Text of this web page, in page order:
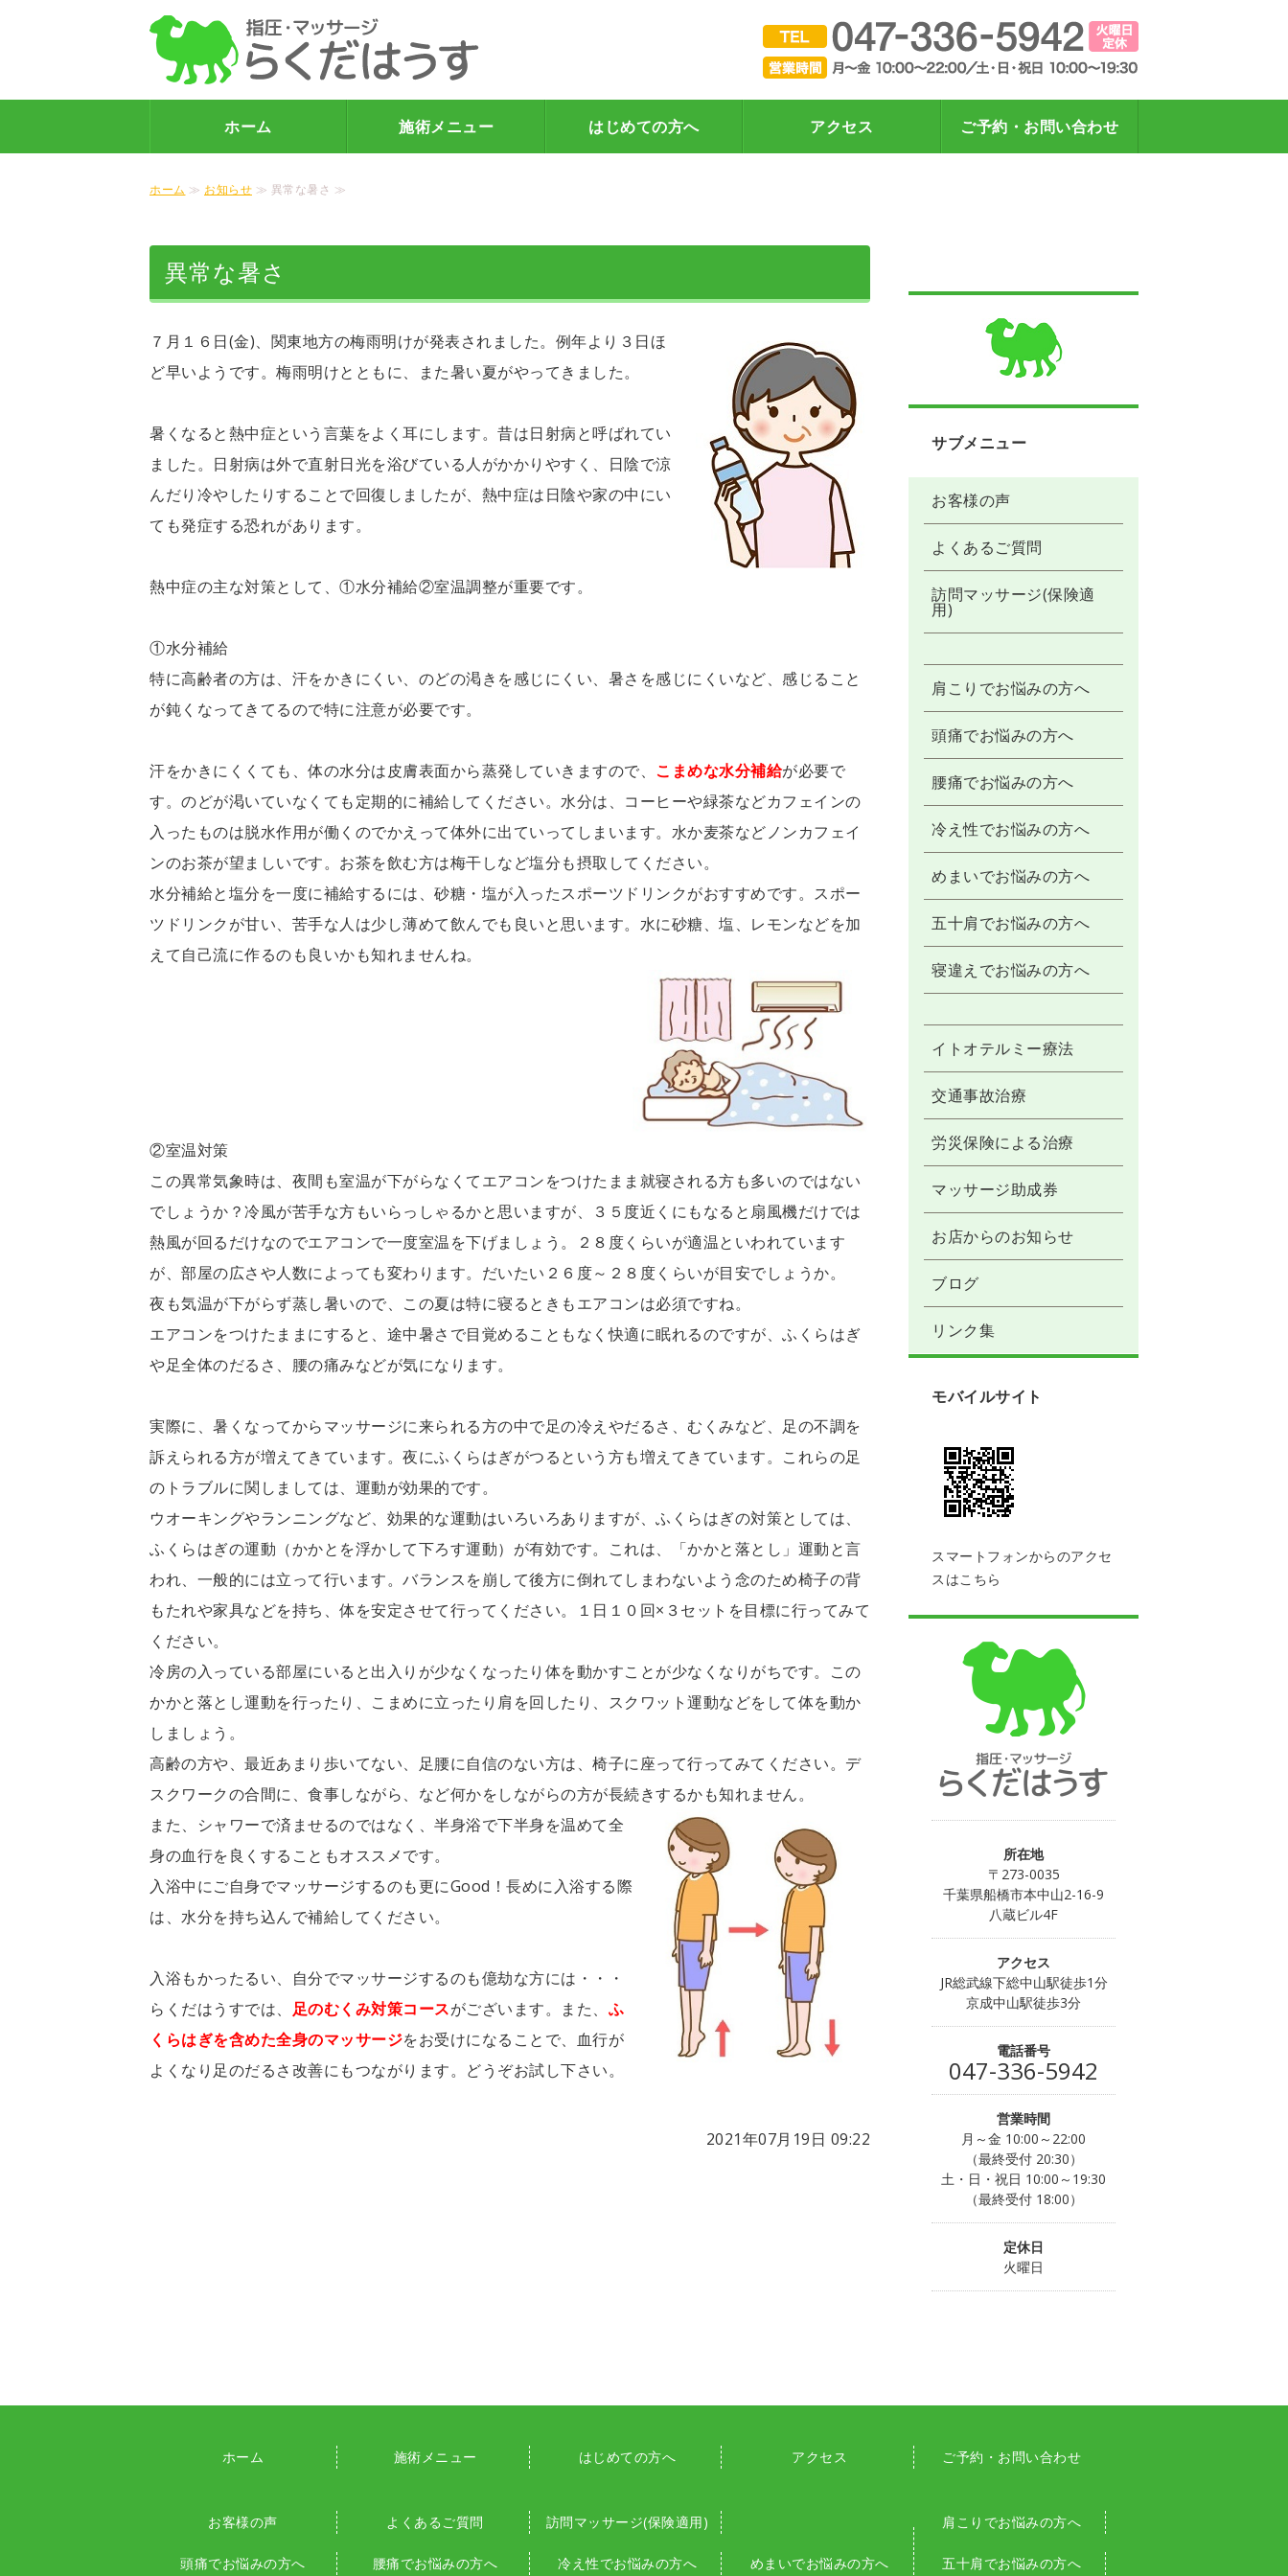
下総中山で肩こり・腰痛がスッキリ！指圧・マッサージらくだ
ホーム 施術メニュー はじめての方へ アクセス ご予約・お問い合わせ
ホーム ≫ お知らせ ≫ 異常な暑さ ≫
異常な暑さ
７月１６日(金)、関東地方の梅雨明けが発表されました。例年より３日ほ
ど早いようです。梅雨明けとともに、また暑い夏がやってきました。
暑くなると熱中症という言葉をよく耳にします。昔は日射病と呼ばれてい
ました。日射病は外で直射日光を浴びている人がかかりやすく、日陰で涼
んだり冷やしたりすることで回復しましたが、熱中症は日陰や家の中にい
ても発症する恐れがあります。
熱中症の主な対策として、①水分補給②室温調整が重要です。
①水分補給
特に高齢者の方は、汗をかきにくい、のどの渇きを感じにくい、暑さを感じにくいなど、感じること
が鈍くなってきてるので特に注意が必要です。
汗をかきにくくても、体の水分は皮膚表面から蒸発していきますので、 こまめな水分補給が必要で
す。のどが渇いていなくても定期的に補給してください。水分は、コーヒーや緑茶などカフェインの
入ったものは脱水作用が働くのでかえって体外に出ていってしまいます。水か麦茶などノンカフェイ
ンのお茶が望ましいです。お茶を飲む方は梅干しなど塩分も摂取してください。
水分補給と塩分を一度に補給するには、砂糖・塩が入ったスポーツドリンクがおすすめです。スポー
ツドリンクが甘い、苦手な人は少し薄めて飲んでも良いと思います。水に砂糖、塩、レモンなどを加
えて自己流に作るのも良いかも知れませんね。
②室温対策
この異常気象時は、夜間も室温が下がらなくてエアコンをつけたまま就寝される方も多いのではない
でしょうか？冷風が苦手な方もいらっしゃるかと思いますが、３５度近くにもなると扇風機だけでは
熱風が回るだけなのでエアコンで一度室温を下げましょう。２８度くらいが適温といわれています
が、部屋の広さや人数によっても変わります。だいたい２６度～２８度くらいが目安でしょうか。
夜も気温が下がらず蒸し暑いので、この夏は特に寝るときもエアコンは必須ですね。
エアコンをつけたままにすると、途中暑さで目覚めることもなく快適に眠れるのですが、ふくらはぎ
や足全体のだるさ、腰の痛みなどが気になります。
実際に、暑くなってからマッサージに来られる方の中で足の冷えやだるさ、むくみなど、足の不調を
訴えられる方が増えてきています。夜にふくらはぎがつるという方も増えてきています。これらの足
のトラブルに関しましては、運動が効果的です。
ウオーキングやランニングなど、効果的な運動はいろいろありますが、ふくらはぎの対策としては、
ふくらはぎの運動（かかとを浮かして下ろす運動）が有効です。これは、「かかと落とし」運動と言
われ、一般的には立って行います。バランスを崩して後方に倒れてしまわないよう念のため椅子の背
もたれや家具などを持ち、体を安定させて行ってください。１日１０回×３セットを目標に行ってみて
ください。
冷房の入っている部屋にいると出入りが少なくなったり体を動かすことが少なくなりがちです。この
かかと落とし運動を行ったり、こまめに立ったり肩を回したり、スクワット運動などをして体を動か
しましょう。
高齢の方や、最近あまり歩いてない、足腰に自信のない方は、椅子に座って行ってみてください。デ
スクワークの合間に、食事しながら、など何かをしながらの方が長続きするかも知れません。
また、シャワーで済ませるのではなく、半身浴で下半身を温めて全
身の血行を良くすることもオススメです。
入浴中にご自身でマッサージするのも更にGood！長めに入浴する際
は、水分を持ち込んで補給してください。
入浴もかったるい、自分でマッサージするのも億劫な方には・・・
らくだはうすでは、 足のむくみ対策コースがございます。また、 ふ
くらはぎを含めた全身のマッサージをお受けになることで、血行が
よくなり足のだるさ改善にもつながります。どうぞお試し下さい。
2021年07月19日 09:22
サブメニュー
お客様の声
よくあるご質問
訪問マッサージ(保険適
用)
肩こりでお悩みの方へ
頭痛でお悩みの方へ
腰痛でお悩みの方へ
冷え性でお悩みの方へ
めまいでお悩みの方へ
五十肩でお悩みの方へ
寝違えでお悩みの方へ
イトオテルミー療法
交通事故治療
労災保険による治療
マッサージ助成券
お店からのお知らせ
ブログ
リンク集
モバイルサイト
スマートフォンからのアクセ
スはこちら
所在地
〒273-0035
千葉県船橋市本中山2-16-9
八蔵ビル4F
アクセス
JR総武線下総中山駅徒歩1分
京成中山駅徒歩3分
電話番号
047-336-5942
営業時間
月～金 10:00～22:00
（最終受付 20:30）
土・日・祝日 10:00～19:30
（最終受付 18:00）
定休日
火曜日
ホーム 施術メニュー はじめての方へ アクセス ご予約・お問い合わせ
お客様の声 よくあるご質問 訪問マッサージ(保険適用) 肩こりでお悩みの方へ
頭痛でお悩みの方へ 腰痛でお悩みの方へ 冷え性でお悩みの方へ めまいでお悩みの方へ 五十肩でお悩みの方へ